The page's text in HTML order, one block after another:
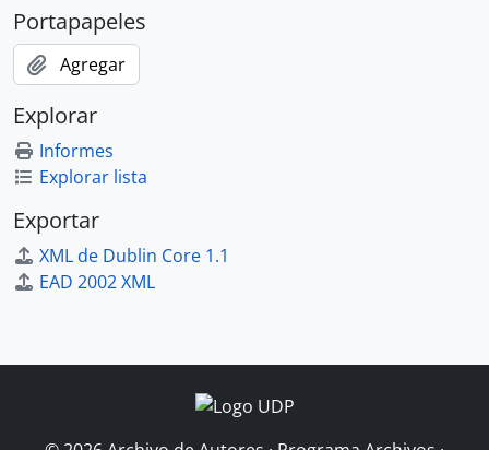
Portapapeles
Agregar
Explorar
Informes
Explorar lista
Exportar
XML de Dublin Core 1.1
EAD 2002 XML